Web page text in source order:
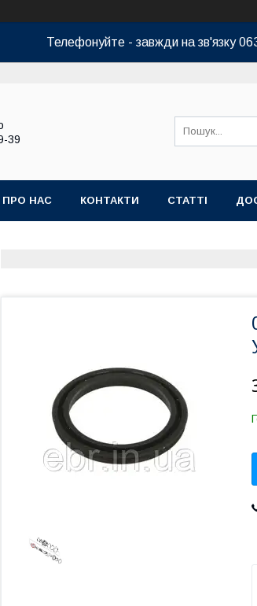
Телефонуйте - завжди на зв'язку
39
ПРО НАС КОНТАКТИ СТАТТІ